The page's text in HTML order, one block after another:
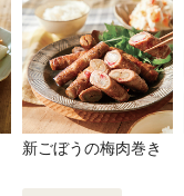
新ごぼうの梅肉巻き